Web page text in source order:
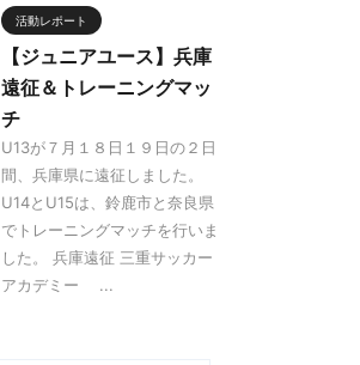
活動レポート
【ジュニアユース】兵庫
遠征＆トレーニングマッ
チ
U13が７月１８日１９日の２日
間、兵庫県に遠征しました。
U14とU15は、鈴鹿市と奈良県
でトレーニングマッチを行いま
した。 兵庫遠征 三重サッカー
アカデミー ...